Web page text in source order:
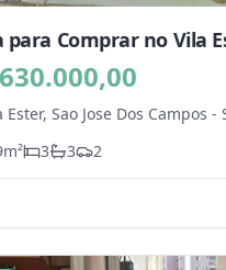
para Comprar no Vila
- SP
Ester, Sao Jose Dos Campos -
m² 3 3 2